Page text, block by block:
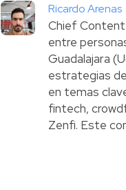
Ricardo Arenas
Chief
entre
Guadalajara
estrategias
en temas
fintech,
Zenfi. Este